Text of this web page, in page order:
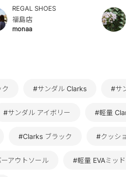
REGAL SHOES
福島店
monaa
#サンダル Clarks #サ
#サンダル アイボリー #軽量
#Clarks ブラック #クッシ
アウトソール #軽量 EVAミッ